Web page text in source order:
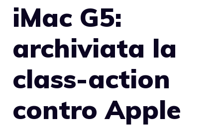
iMac G5:
archiviata la
class-action
contro Apple